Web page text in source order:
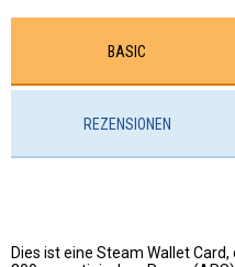
BASIC
REZENSIONEN
Dies ist eine Steam Wallet